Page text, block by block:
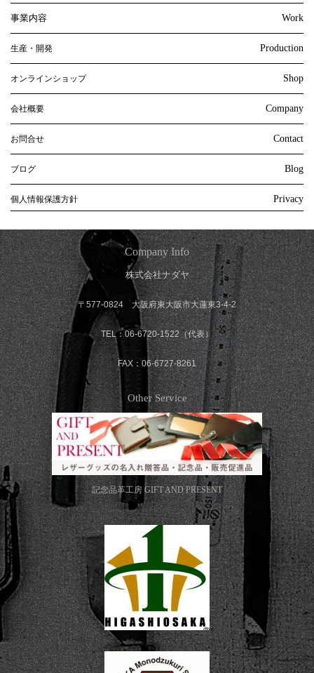
事業内容 Work
生産・開発 Production
オンラインショップ Shop
会社概要 Company
お問合せ Contact
ブログ Blog
個人情報保護方針 Privacy
Company Info
株式会社ナダヤ
〒577-0824 大阪府東大阪市大蓮東3-4-2
TEL：06-6720-1522（代表）
FAX：06-6727-8261
Other Service
記念品革工房 GIFT AND PRESENT